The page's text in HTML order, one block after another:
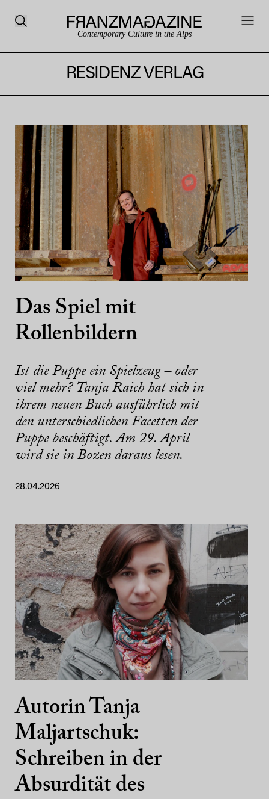
Contemporary Culture in the Alps
RESIDENZ VERLAG
Das Spiel mit
Rollenbildern
Ist die Puppe ein Spielzeug – oder
viel mehr? Tanja Raich hat sich in
ihrem neuen Buch ausführlich mit
den unterschiedlichen Facetten der
Puppe beschäftigt. Am 29. April
wird sie in Bozen daraus lesen.
28.04.2026
Autorin Tanja
Maljartschuk:
Schreiben in der
Absurdität des